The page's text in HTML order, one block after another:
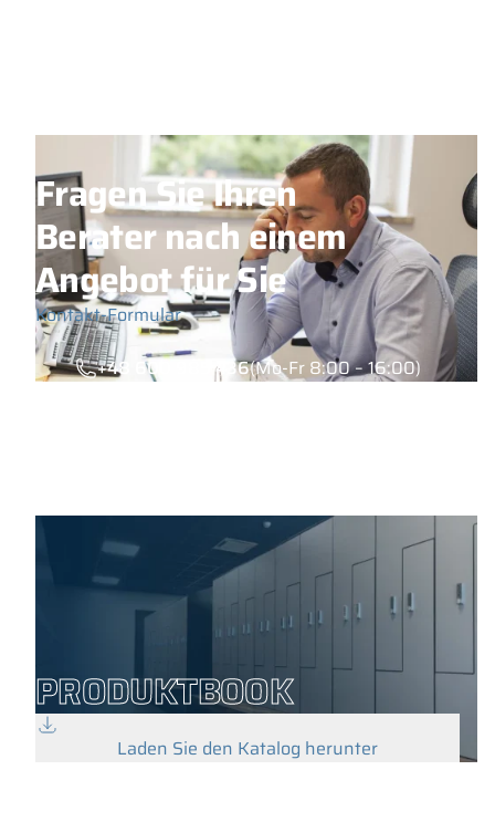
Fragen Sie Ihren
Berater nach einem
Angebot für Sie
Kontakt-Formular
+48 600 985 436(Mo-Fr 8:00 – 16:00)
PRODUKTBOOK
Laden Sie den Katalog herunter